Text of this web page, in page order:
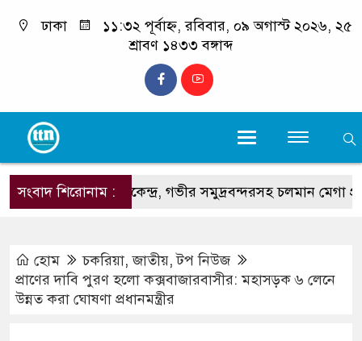
ঢাকা
১১:৩২ পূর্বাহ্ন, রবিবার, ০৯ অগাস্ট ২০২৬, ২৫
শ্রাবণ ১৪৩৩ বঙ্গাব্দ
সংবাদ শিরোনাম :
বিদ্যুৎকেন্দ্র, গভীর সমুদ্রবন্দরসহ চলমান মেগা প্রকল্প
হোম চকরিয়া,জাতীয়,টপ নিউজ
প্রাণের দাবি পুরণ হলো কক্সবাজারবাসীর: মহাসড়ক ৬ লেনে
উন্নত করা ঘোষণা প্রধানমন্ত্রীর